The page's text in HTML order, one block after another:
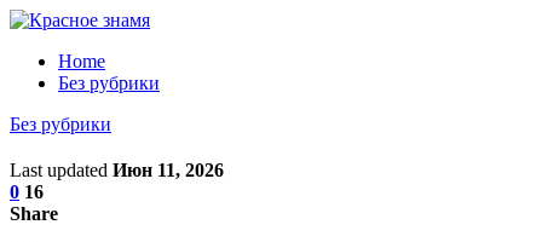
Home
Без рубрики
Без рубрики
Last updated Июн 11, 2026
0 16
Share